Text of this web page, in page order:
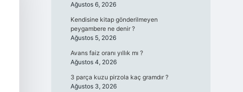
Ağustos 6, 2026
Kendisine kitap gönderilmeyen
peygambere ne denir ?
Ağustos 5, 2026
Avans faiz oranı yıllık mı ?
Ağustos 4, 2026
3 parça kuzu pirzola kaç gramdır ?
Ağustos 3, 2026